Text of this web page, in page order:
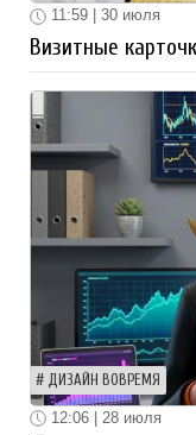
11:59 | 30 июля
Визитные
ДИЗАЙН ВОВРЕМЯ
12:06 | 28 июля